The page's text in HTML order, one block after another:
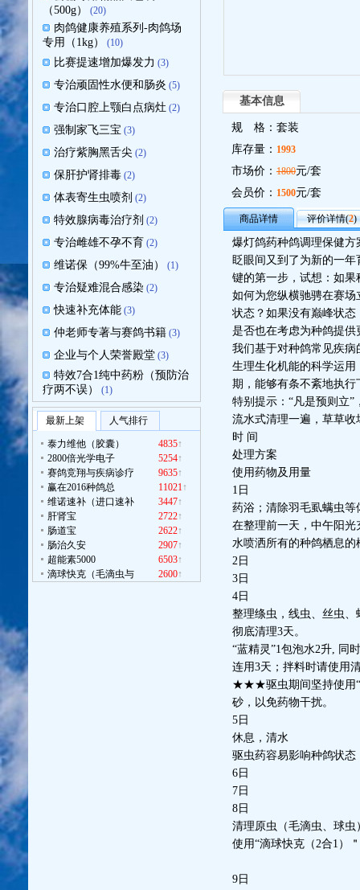
（500g）
(20)
肉鸽健康养殖系列-肉鸽场
专用（1kg）
(10)
比赛提速增加爆发力 (3)
专治顽固性水便和肠炎 (5)
专治口腔上颚白点病灶 (2)
强制家飞三宝 (3)
治疗紫胸黑舌尖 (2)
保肝护肾排毒 (2)
体表寄生虫喷剂 (2)
特效腺病毒治疗剂 (2)
专治雌雄不孕不育 (2)
维诺保（99%牛至油） (1)
专治疑难混合感染 (2)
快速补充体能 (3)
仲老师专著与赛鸽书籍 (3)
企业与个人荣誉殿堂 (3)
特效7合1纯中药粉（预防治
疗两不误）
(1)
最新上架 人气排行
泰力维他（胶囊） 4835↑
2800倍光学电子
5254↑
赛鸽竞翔与疾病诊疗
9635↑
赢在2016种鸽总
11021↑
维诺速补（进口速补
3447↑
肝肾宝
2722↑
肠道宝
2622↑
肠治久安
2907↑
超能素5000
6503↑
滴球快克（毛滴虫与
2600↑
基本信息
规 格：套装
库存量： 1993
市场价： 1800元/套
会员价： 1500元/套
商品详情 评价详情(2)
爆灯鸽药种鸽调理保健方
眨眼间又到了为新的一年
键的第一步，试想：如
如何为您纵横驰骋在赛
状态？如果没有巅峰状
是否也在考虑为种鸽提
我们基于对种鸽常见疾
生理生化机能的科学运
期，能够有条不紊地执
特别提示：“凡是预则立
流水式清理一遍，草草
时 间
处理方案
使用药物及用量
1日
药浴；清除羽毛虱螨虫等
在整理前一天，中午阳光
水喷洒所有的种鸽栖息的
2日
3日
4日
整理绦虫，线虫、丝虫
彻底清理3天。
“蓝精灵”1包泡水2升, 同
连用3天；拌料时请使用
★★★驱虫期间坚持使用“
砂，以免药物干扰。
5日
休息，清水
驱虫药容易影响种鸽状态
6日
7日
8日
清理原虫（毛滴虫、球
使用“滴球快克（2合1）
9日